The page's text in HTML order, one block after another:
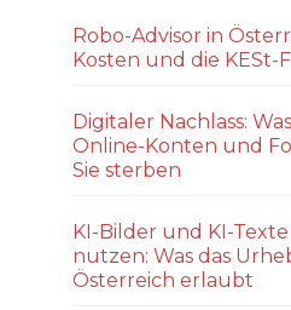
Robo-Advisor in
Kosten und die KESt-
Digitaler Nachlass:
Online-Konten und
Sie sterben
KI-Bilder und KI-Texte
nutzen: Was das
Österreich erlaubt